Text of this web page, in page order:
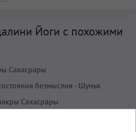
Йоги с похожими
Сахасрары
безмыслия - Шунья
Сахасрары